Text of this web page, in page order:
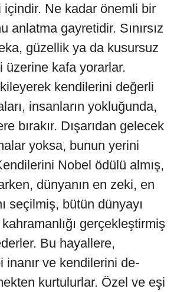
içindir. Ne kadar önemli bir
anlatma gayretidir. Sınırsız
güzellik ya da kusursuz
üzerine kafa yorarlar.
kendilerini değerli
insanların yokluğunda,
bırakır. Dışarıdan gelecek
yoksa, bunun yerini
Nobel ödülü almış,
dünyanın en zeki, en
seçilmiş, bütün dünyayı
gerçekleştirmiş
Bu hayallere,
inanır ve kendilerini de­
kurtulurlar. Özel ve eşi